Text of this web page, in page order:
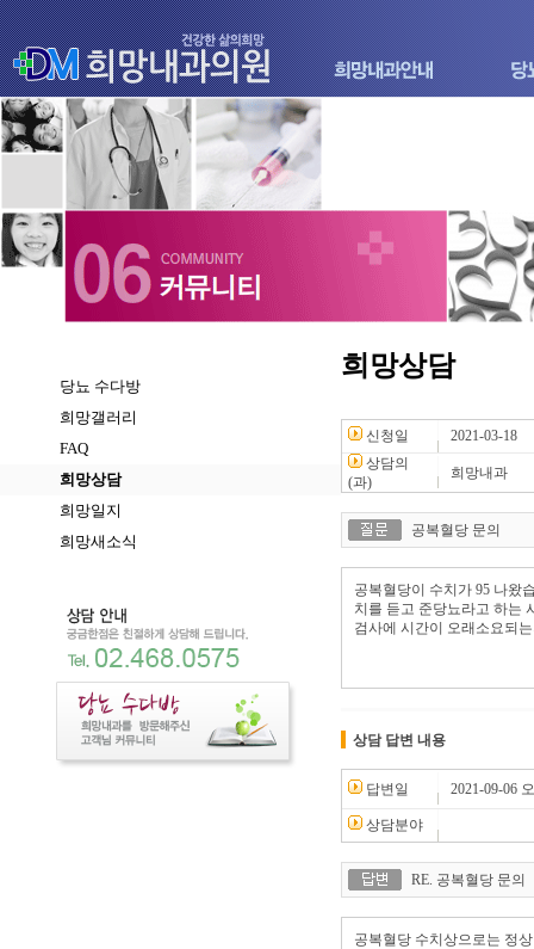
당뇨 수다방
희망갤러리
FAQ
희망상담
희망일지
희망새소식
희망상담
신청일
2021-03-18
상담의
(과)
희망내과
공복혈당 문의
공복혈당이 수치가 95 나왔
치를 듣고 준당뇨라고 하는
검사에 시간이 오래소요되
상담 답변 내용
답변일 2021-09-06
상담분야
RE. 공복혈당 문의
공복혈당 수치상으로는 정